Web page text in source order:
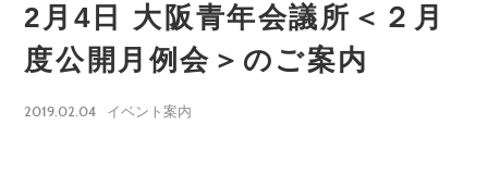
2月4日 大阪青年会議所＜２月
度公開月例会＞のご案内
2019.02.04 イベント案内